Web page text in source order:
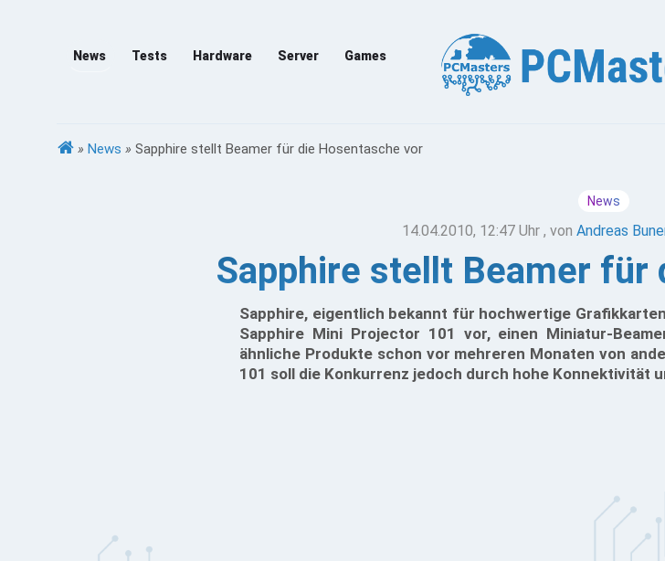
News Tests Hardware Server Games
» News » Sapphire stellt Beamer für die Hosentasche vor
News
14.04.2010, 12:47 Uhr , vonAndreas
Sapphire stellt Beamer für
Sapphire, eigentlich bekannt für hochwertige
Sapphire Mini Projector 101 vor, einen Miniatur-
ähnliche Produkte schon vor mehreren Monaten von
101 soll die Konkurrenz jedoch durch hohe Konnektivität